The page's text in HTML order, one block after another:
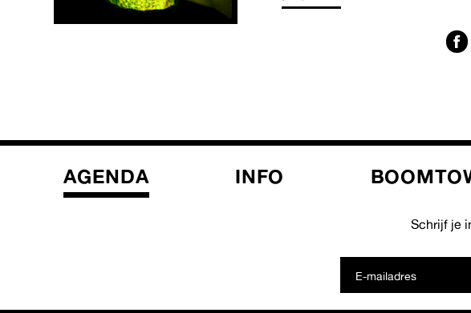
AGENDA INFO
Schrijf je